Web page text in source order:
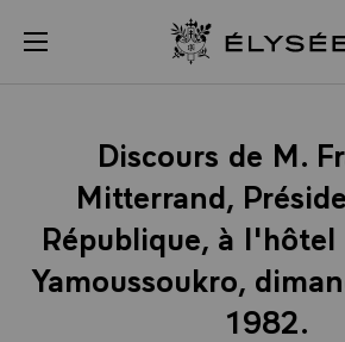
menu Retour à
Discours de M.
Mitterrand,
République, à
Yamoussoukro,
1982.
Panneau de gestion des cookies